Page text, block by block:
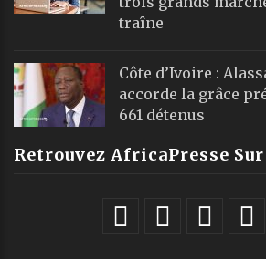
traîne
Côte d’Ivoire :
accorde la grâce
661 détenus
Retrouvez AfricaPresse Sur